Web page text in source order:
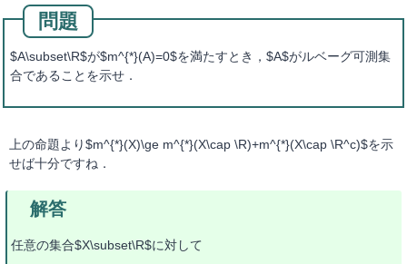
$A\subset\R$が$m^{*}(A)=0$を満たすとき，$A$がルベーグ可測集
合であることを示せ．
上の命題より$m^{*}(X)\ge m^{*}(X\cap \R)+m^{*}(X\cap \R^c)$を示
せば十分ですね．
任意の集合$X\subset\R$に対して